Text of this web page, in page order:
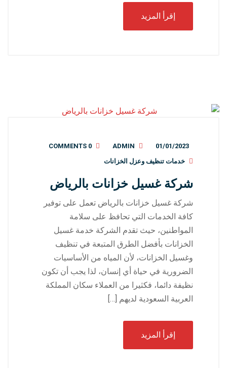
إقرأ المزيد
01/01/2023
ADMIN
0 COMMENTS
خدمات تنظيف وعزل الخزانات
شركة غسيل خزانات بالرياض
شركة غسيل خزانات بالرياض تعمل على توفير
كافة الخدمات التي تحافظ على سلامة
المواطنين، حيث تقدم الشركة خدمة غسيل
الخزانات بأفضل الطرق المتبعة في تنظيف
وغسيل الخزانات، لأن المياه من الأساسيات
الضرورية في حياة أي إنسان، لذا يجب أن تكون
نظيفة دائما، فكثيرا من العملاء سكان المملكة
العربية السعودية لديهم […]
إقرأ المزيد